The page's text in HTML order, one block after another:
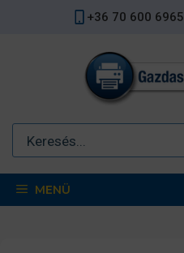
+36 70 600 6965
MENÜ